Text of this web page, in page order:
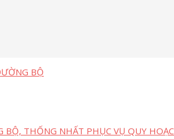
BỘ
BỘ, THỐNG NHẤT PHỤC VỤ QUY